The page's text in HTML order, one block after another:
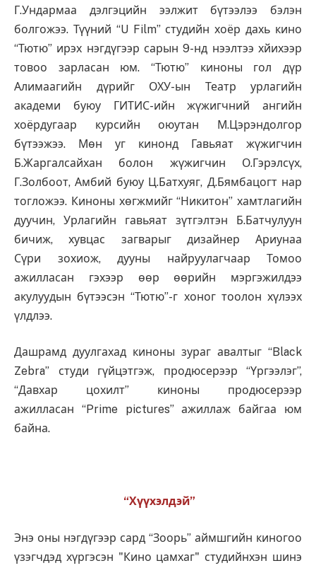
Г.Ундармаа дэлгэцийн ээлжит бүтээлээ бэлэн
болгожээ. Түүний “U Film” студийн хоёр дахь кино
“Тютю” ирэх нэгдүгээр сарын 9-нд нээлтээ хйихээр
товоо зарласан юм. “Тютю” киноны гол дүр
Алимаагийн дүрийг ОХУ-ын Театр урлагийн
академи буюу ГИТИС-ийн жүжигчний ангийн
хоёрдугаар курсийн оюутан М.Цэрэндолгор
бүтээжээ. Мөн уг кинонд Гавьяат жүжигчин
Б.Жаргалсайхан болон жүжигчин О.Гэрэлсүх,
Г.Золбоот, Амбий буюу Ц.Батхуяг, Д.Бямбацогт нар
тогложээ. Киноны хөгжмийг “Никитон” хамтлагийн
дуучин, Урлагийн гавьяат зүтгэлтэн Б.Батчулуун
бичиж, хувцас загварыг дизайнер Ариунаа
Сүри зохиож, дууны найруулагчаар Томоо
ажилласан гэхээр өөр өөрийн мэргэжилдээ
акулуудын бүтээсэн “Тютю”-г хоног тоолон хүлээх
үлдлээ.
Дашрамд дуулгахад киноны зураг авалтыг “Black
Zebra” студи гүйцэтгэж, продюсерээр “Үргээлэг”,
“Давхар цохилт” киноны продюсерээр
ажилласан “Prime pictures” ажиллаж байгаа юм
байна.
“Хүүхэлдэй”
Энэ оны нэгдүгээр сард “Зоорь” аймшгийн киногоо
үзэгчдэд хүргэсэн "Кино цамхаг" студийнхэн шинэ